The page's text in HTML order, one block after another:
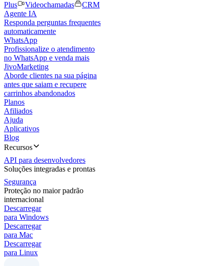
Plus
Videochamadas
CRM
Agente IA
Responda perguntas frequentes
automaticamente
WhatsApp
Profissionalize o atendimento
no WhatsApp e venda mais
JivoMarketing
Aborde clientes na sua página
antes que saiam e recupere
carrinhos abandonados
Planos
Afiliados
Ajuda
Aplicativos
Blog
Recursos
API para desenvolvedores
Soluções integradas e prontas
Segurança
Proteção no maior padrão
internacional
Descarregar
para Windows
Descarregar
para Mac
Descarregar
para Linux